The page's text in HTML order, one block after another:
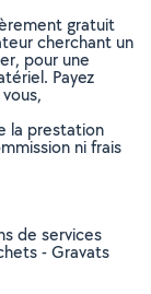
gratuit
cherchant un
pour une
Payez
la prestation
ni frais
de services
- Gravats